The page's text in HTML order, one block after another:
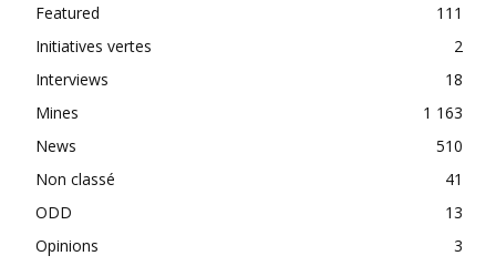
Featured
111
Initiatives vertes
2
Interviews
18
Mines
1 163
News
510
Non classé
41
ODD
13
Opinions
3